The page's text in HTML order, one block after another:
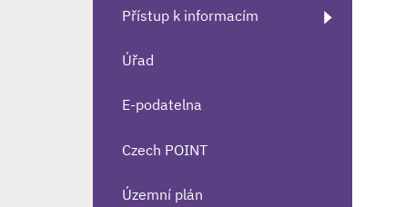
Přístup k informacím
Úřad
E-podatelna
Czech POINT
Územní plán